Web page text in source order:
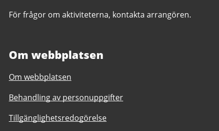
För frågor om aktiviteterna, kontakta arrangören.
Om webbplatsen
Om webbplatsen
Behandling av personuppgifter
Tillgänglighetsredogörelse